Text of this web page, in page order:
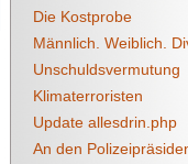
Die Kostprobe
Männlich. Weiblich.
Unschuldsvermutung
Klimaterroristen
Update allesdrin.php
An den